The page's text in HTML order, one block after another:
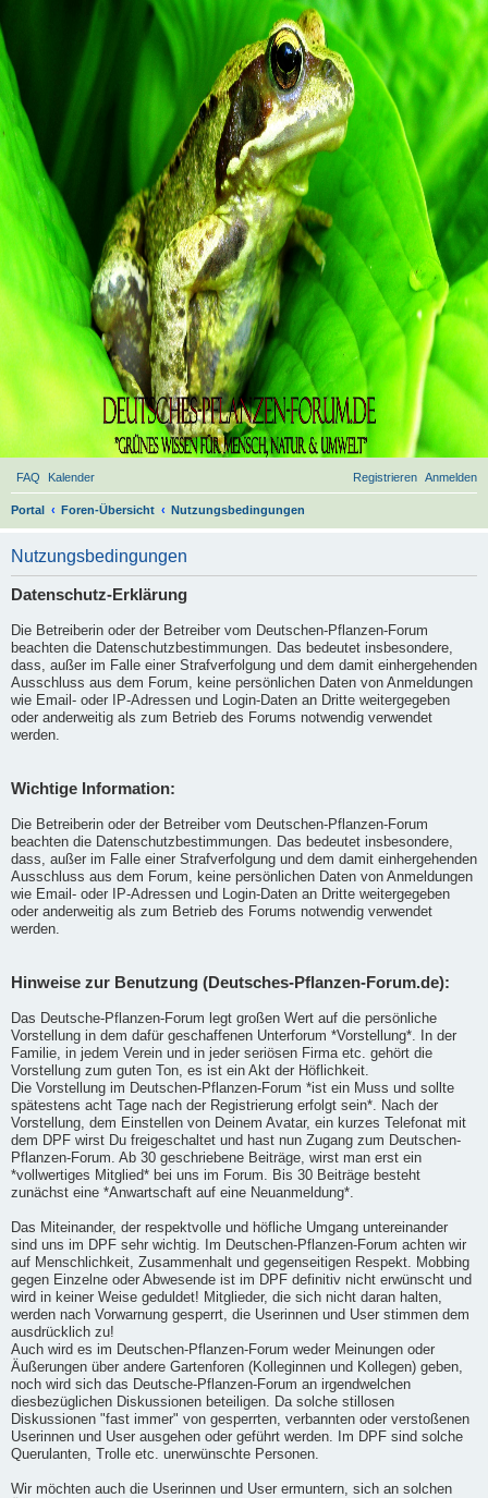
FAQ Kalender Anmelden
Registrieren
Portal Foren-Übersicht Nutzungsbedingungen
Nutzungsbedingungen
Datenschutz-Erklärung
Die Betreiberin oder der Betreiber vom Deutschen-Pflanzen-Forum
beachten die Datenschutzbestimmungen. Das bedeutet insbesondere,
dass, außer im Falle einer Strafverfolgung und dem damit einhergehenden
Ausschluss aus dem Forum, keine persönlichen Daten von Anmeldungen
wie Email- oder IP-Adressen und Login-Daten an Dritte weitergegeben
oder anderweitig als zum Betrieb des Forums notwendig verwendet
werden.
Wichtige Information:
Die Betreiberin oder der Betreiber vom Deutschen-Pflanzen-Forum
beachten die Datenschutzbestimmungen. Das bedeutet insbesondere,
dass, außer im Falle einer Strafverfolgung und dem damit einhergehenden
Ausschluss aus dem Forum, keine persönlichen Daten von Anmeldungen
wie Email- oder IP-Adressen und Login-Daten an Dritte weitergegeben
oder anderweitig als zum Betrieb des Forums notwendig verwendet
werden.
Hinweise zur Benutzung (Deutsches-Pflanzen-Forum.de):
Das Deutsche-Pflanzen-Forum legt großen Wert auf die persönliche
Vorstellung in dem dafür geschaffenen Unterforum *Vorstellung*. In der
Familie, in jedem Verein und in jeder seriösen Firma etc. gehört die
Vorstellung zum guten Ton, es ist ein Akt der Höflichkeit.
Die Vorstellung im Deutschen-Pflanzen-Forum *ist ein Muss und sollte
spätestens acht Tage nach der Registrierung erfolgt sein*. Nach der
Vorstellung, dem Einstellen von Deinem Avatar, ein kurzes Telefonat mit
dem DPF wirst Du freigeschaltet und hast nun Zugang zum Deutschen-
Pflanzen-Forum. Ab 30 geschriebene Beiträge, wirst man erst ein
*vollwertiges Mitglied* bei uns im Forum. Bis 30 Beiträge besteht
zunächst eine *Anwartschaft auf eine Neuanmeldung*.
Das Miteinander, der respektvolle und höfliche Umgang untereinander
sind uns im DPF sehr wichtig. Im Deutschen-Pflanzen-Forum achten wir
auf Menschlichkeit, Zusammenhalt und gegenseitigen Respekt. Mobbing
gegen Einzelne oder Abwesende ist im DPF definitiv nicht erwünscht und
wird in keiner Weise geduldet! Mitglieder, die sich nicht daran halten,
werden nach Vorwarnung gesperrt, die Userinnen und User stimmen dem
ausdrücklich zu!
Auch wird es im Deutschen-Pflanzen-Forum weder Meinungen oder
Äußerungen über andere Gartenforen (Kolleginnen und Kollegen) geben,
noch wird sich das Deutsche-Pflanzen-Forum an irgendwelchen
diesbezüglichen Diskussionen beteiligen. Da solche stillosen
Diskussionen "fast immer" von gesperrten, verbannten oder verstoßenen
Userinnen und User ausgehen oder geführt werden. Im DPF sind solche
Querulanten, Trolle etc. unerwünschte Personen.
Wir möchten auch die Userinnen und User ermuntern, sich an solchen